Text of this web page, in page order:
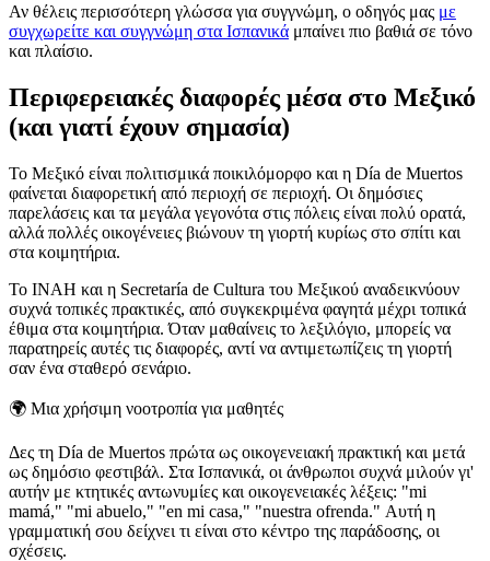
Αν θέλεις περισσότερη γλώσσα για συγγνώμη, ο οδηγός μας με
συγχωρείτε και συγγνώμη στα Ισπανικά μπαίνει πιο βαθιά σε τόνο
και πλαίσιο.
Περιφερειακές διαφορές μέσα στο Μεξικό
(και γιατί έχουν σημασία)
Το Μεξικό είναι πολιτισμικά ποικιλόμορφο και η Día de Muertos
φαίνεται διαφορετική από περιοχή σε περιοχή. Οι δημόσιες
παρελάσεις και τα μεγάλα γεγονότα στις πόλεις είναι πολύ ορατά,
αλλά πολλές οικογένειες βιώνουν τη γιορτή κυρίως στο σπίτι και
στα κοιμητήρια.
Το INAH και η Secretaría de Cultura του Μεξικού αναδεικνύουν
συχνά τοπικές πρακτικές, από συγκεκριμένα φαγητά μέχρι τοπικά
έθιμα στα κοιμητήρια. Όταν μαθαίνεις το λεξιλόγιο, μπορείς να
παρατηρείς αυτές τις διαφορές, αντί να αντιμετωπίζεις τη γιορτή
σαν ένα σταθερό σενάριο.
🌍 Μια χρήσιμη νοοτροπία για μαθητές
Δες τη Día de Muertos πρώτα ως οικογενειακή πρακτική και μετά
ως δημόσιο φεστιβάλ. Στα Ισπανικά, οι άνθρωποι συχνά μιλούν γι'
αυτήν με κτητικές αντωνυμίες και οικογενειακές λέξεις: "mi
mamá," "mi abuelo," "en mi casa," "nuestra ofrenda." Αυτή η
γραμματική σου δείχνει τι είναι στο κέντρο της παράδοσης, οι
σχέσεις.